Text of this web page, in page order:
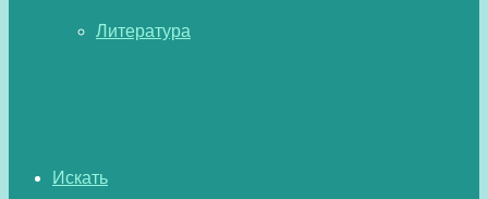
Литература
Искать